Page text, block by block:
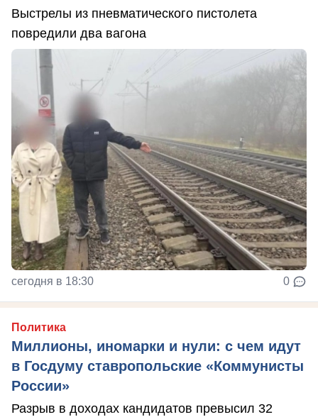
Выстрелы из пневматического пистолета
повредили два вагона
сегодня в 18:30 0
Политика
Миллионы, иномарки и нули: с чем идут
в Госдуму ставропольские «Коммунисты
России»
Разрыв в доходах кандидатов превысил 32